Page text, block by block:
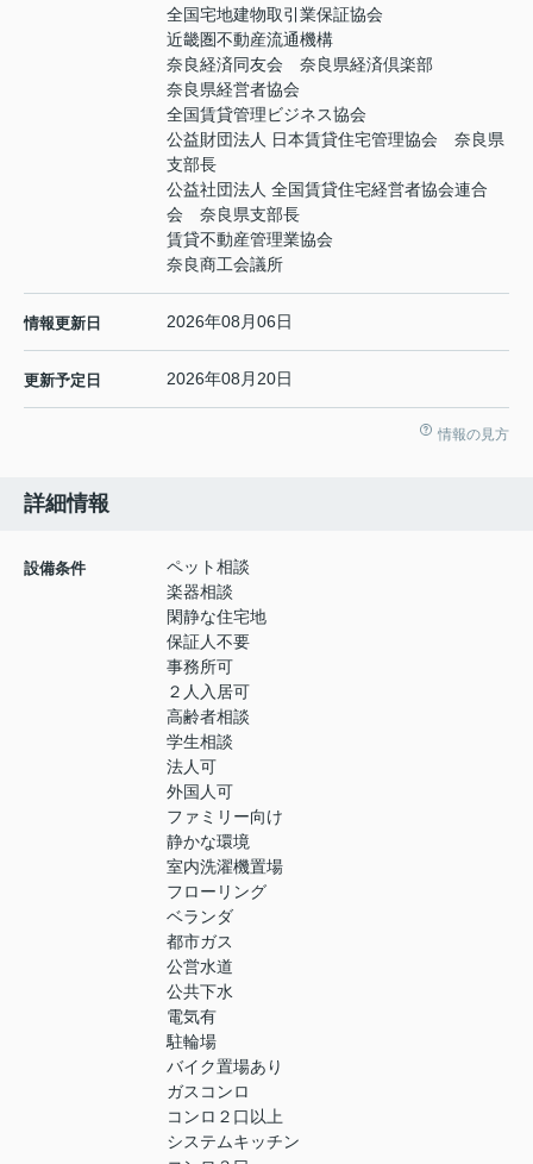
全国宅地建物取引業保証協会
近畿圏不動産流通機構
奈良経済同友会 奈良県経済倶楽部
奈良県経営者協会
全国賃貸管理ビジネス協会
公益財団法人 日本賃貸住宅管理協会 奈良県
支部長
公益社団法人 全国賃貸住宅経営者協会連合
会 奈良県支部長
賃貸不動産管理業協会
奈良商工会議所
情報更新日 2026年08月06日
更新予定日 2026年08月20日
情報の見方
詳細情報
設備条件
ペット相談
楽器相談
閑静な住宅地
保証人不要
事務所可
２人入居可
高齢者相談
学生相談
法人可
外国人可
ファミリー向け
静かな環境
室内洗濯機置場
フローリング
ベランダ
都市ガス
公営水道
公共下水
電気有
駐輪場
バイク置場あり
ガスコンロ
コンロ２口以上
システムキッチン